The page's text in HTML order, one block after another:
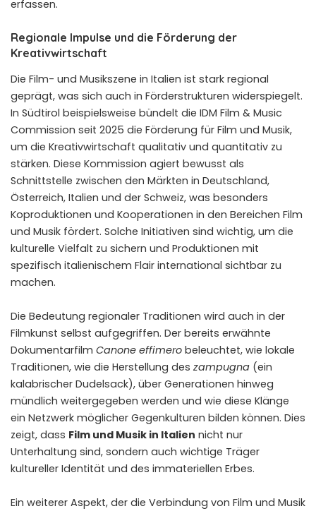
erfassen.
Regionale Impulse und die Förderung der
Kreativwirtschaft
Die Film- und Musikszene in Italien ist stark regional
geprägt, was sich auch in Förderstrukturen widerspiegelt.
In Südtirol beispielsweise bündelt die IDM Film & Music
Commission seit 2025 die Förderung für Film und Musik,
um die Kreativwirtschaft qualitativ und quantitativ zu
stärken. Diese Kommission agiert bewusst als
Schnittstelle zwischen den Märkten in Deutschland,
Österreich, Italien und der Schweiz, was besonders
Koproduktionen und Kooperationen in den Bereichen Film
und Musik fördert. Solche Initiativen sind wichtig, um die
kulturelle Vielfalt zu sichern und Produktionen mit
spezifisch italienischem Flair international sichtbar zu
machen.
Die Bedeutung regionaler Traditionen wird auch in der
Filmkunst selbst aufgegriffen. Der bereits erwähnte
Dokumentarfilm Canone effimero beleuchtet, wie lokale
Traditionen, wie die Herstellung des zampugna (ein
kalabrischer Dudelsack), über Generationen hinweg
mündlich weitergegeben werden und wie diese Klänge
ein Netzwerk möglicher Gegenkulturen bilden können. Dies
zeigt, dass Film und Musik in Italien nicht nur
Unterhaltung sind, sondern auch wichtige Träger
kultureller Identität und des immateriellen Erbes.
Ein weiterer Aspekt, der die Verbindung von Film und Musik